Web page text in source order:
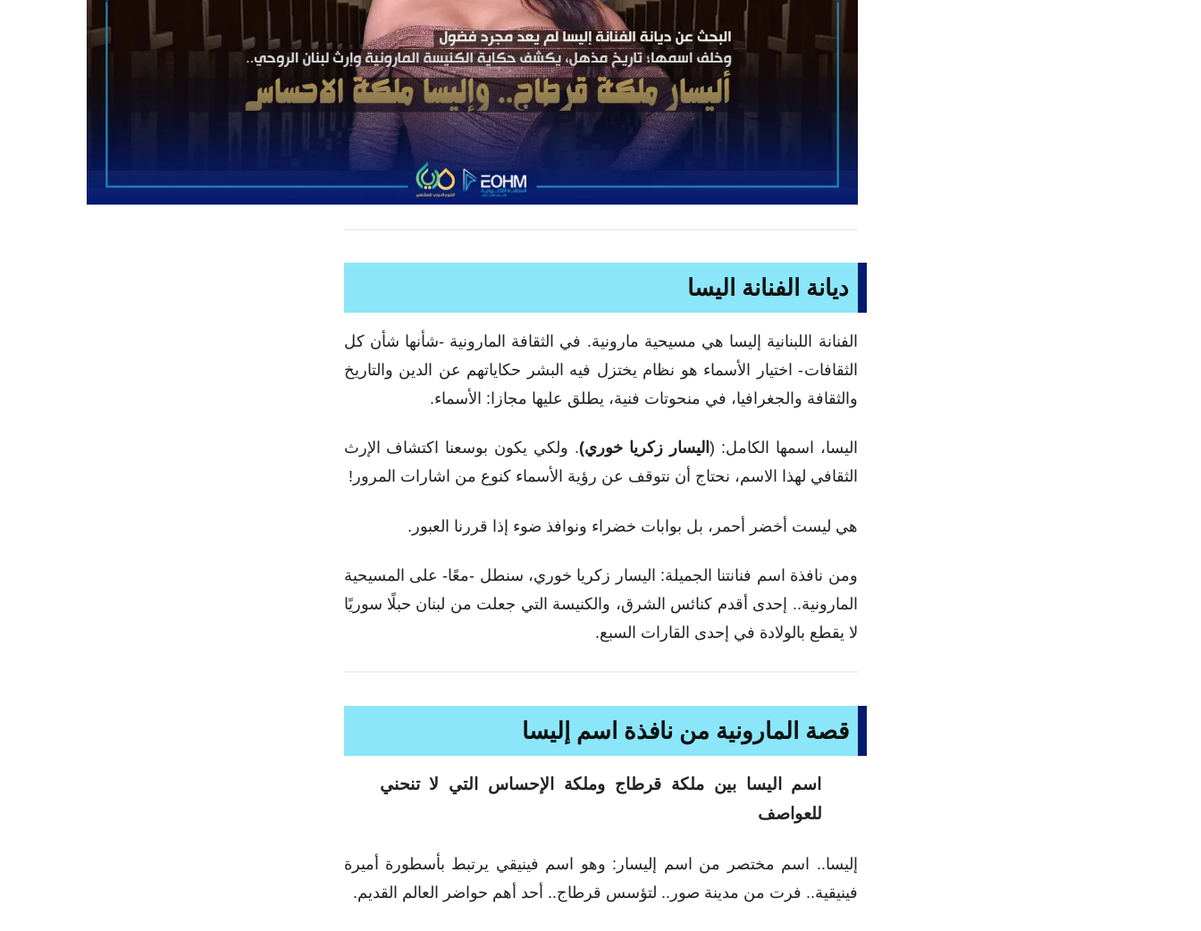
ديانة الفنانة اليسا
الفنانة اللبنانية إليسا هي مسيحية مارونية. في الثقافة المارونية -شأنها شأن كل
الثقافات- اختيار الأسماء هو نظام يختزل فيه البشر حكاياتهم عن الدين والتاريخ
والثقافة والجغرافيا، في منحوتات فنية، يطلق عليها مجازا: الأسماء.
اليسا، اسمها الكامل: ( اليسار زكريا خوري). ولكي يكون بوسعنا اكتشاف الإرث
الثقافي لهذا الاسم، نحتاج أن نتوقف عن رؤية الأسماء كنوع من اشارات المرور!
هي ليست أخضر أحمر، بل بوابات خضراء ونوافذ ضوء إذا قررنا العبور.
ومن نافذة اسم فنانتنا الجميلة: اليسار زكريا خوري، سنطل -معًا- على المسيحية
المارونية.. إحدى أقدم كنائس الشرق، والكنيسة التي جعلت من لبنان حبلًا سوريًا
لا يقطع بالولادة في إحدى القارات السبع.
قصة المارونية من نافذة اسم إليسا
اسم اليسا بين ملكة قرطاج وملكة الإحساس التي لا تنحني
للعواصف
إليسا.. اسم مختصر من اسم إليسار: وهو اسم فينيقي يرتبط بأسطورة أميرة
فينيقية.. فرت من مدينة صور.. لتؤسس قرطاج.. أحد أهم حواضر العالم القديم.